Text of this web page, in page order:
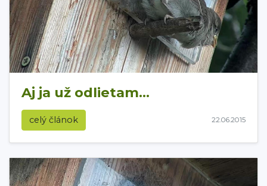
Aj ja už odlietam...
celý článok 22.06.2015